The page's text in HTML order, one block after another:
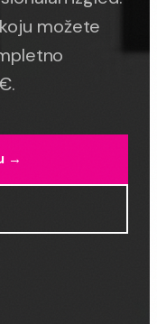
možete
→